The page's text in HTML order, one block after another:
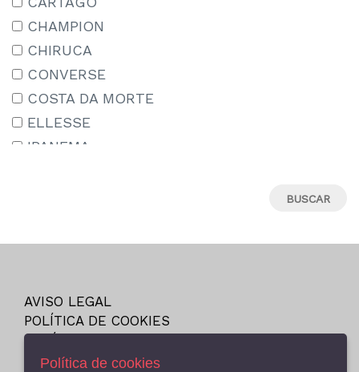
17
18
18M
19
19-20
19.5
23
23.5
24
CHAMPION
CHIRUCA
CONVERSE
COSTA DA MORTE
ELLESSE
IPANEMA
MUNICH
NIKE
PITAS
PUMA
AVISO LEGAL
POLÍTICA DE COOKIES
ENVÍOS Y DEVOLUCIONES
POLÍTICA DE PRIVACIDAD
Política de cookies